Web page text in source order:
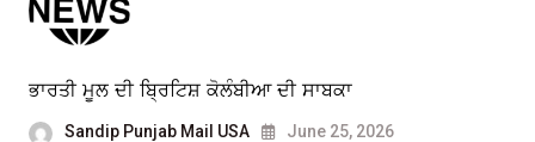
ਭਾਰਤੀ ਮੂਲ ਦੀ ਬ੍ਰਿਟਿਸ਼ ਕੋਲੰਬੀਆ ਦੀ ਸਾਬਕਾ
Sandip Punjab Mail USA June 25, 2026